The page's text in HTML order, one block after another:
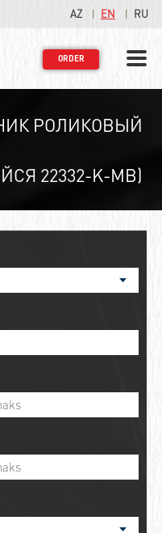
AZ EN RU
ORDER
РОЛИКОВЫЙ
22332-K-MB)